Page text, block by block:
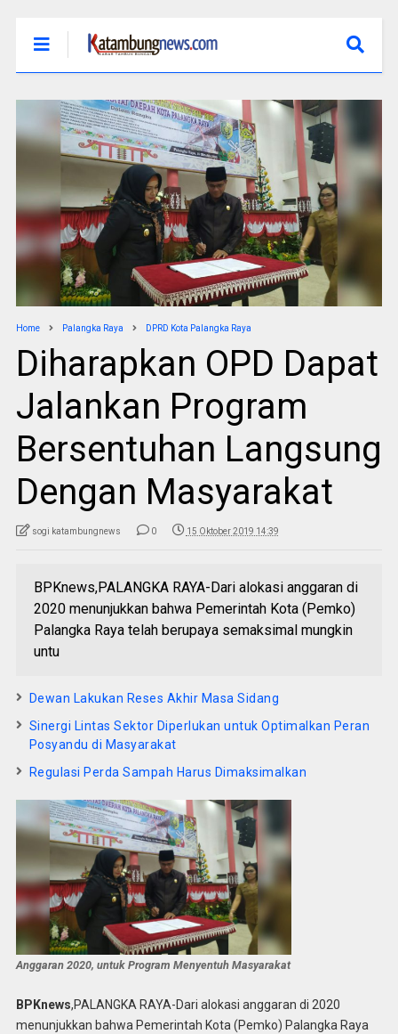
Home Palangka Raya DPRD Kota Palangka Raya
Diharapkan OPD Dapat
Jalankan Program
Bersentuhan Langsung
Dengan Masyarakat
sogi katambungnews 0 15 Oktober 2019 14:39
BPKnews,PALANGKA RAYA-Dari alokasi anggaran di
2020 menunjukkan bahwa Pemerintah Kota (Pemko)
Palangka Raya telah berupaya semaksimal mungkin
untu
Dewan Lakukan Reses Akhir Masa Sidang
Sinergi Lintas Sektor Diperlukan untuk Optimalkan Peran
Posyandu di Masyarakat
Regulasi Perda Sampah Harus Dimaksimalkan
Anggaran 2020, untuk Program Menyentuh Masyarakat
BPKnews,PALANGKA RAYA-Dari alokasi anggaran di 2020
menunjukkan bahwa Pemerintah Kota (Pemko) Palangka Raya